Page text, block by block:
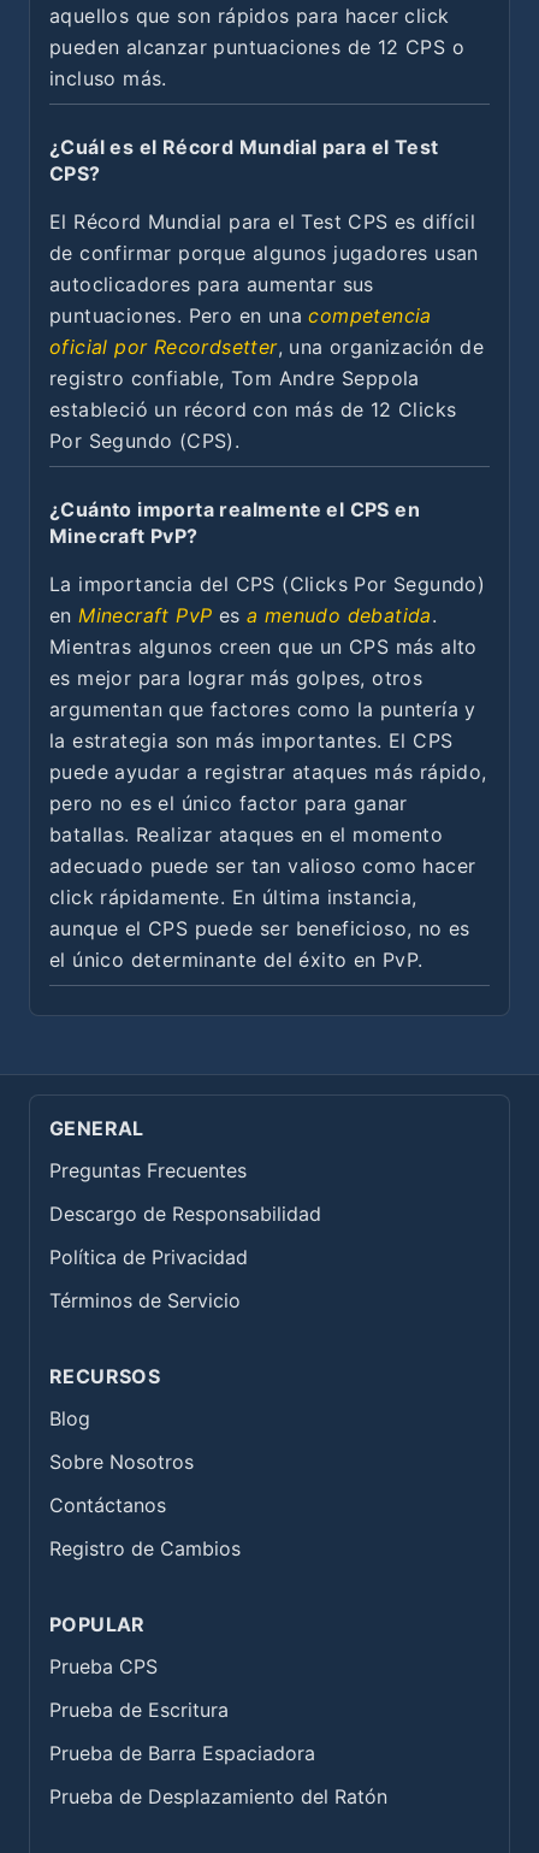
aquellos que son rápidos para hacer click
pueden alcanzar puntuaciones de 12 CPS o
incluso más.
¿Cuál es el Récord Mundial para el Test
CPS?
El Récord Mundial para el Test CPS es difícil
de confirmar porque algunos jugadores usan
autoclicadores para aumentar sus
puntuaciones. Pero en una competencia
oficial por Recordsetter, una organización de
registro confiable, Tom Andre Seppola
estableció un récord con más de 12 Clicks
Por Segundo (CPS).
¿Cuánto importa realmente el CPS en
Minecraft PvP?
La importancia del CPS (Clicks Por Segundo)
en Minecraft PvP es a menudo debatida.
Mientras algunos creen que un CPS más alto
es mejor para lograr más golpes, otros
argumentan que factores como la puntería y
la estrategia son más importantes. El CPS
puede ayudar a registrar ataques más rápido,
pero no es el único factor para ganar
batallas. Realizar ataques en el momento
adecuado puede ser tan valioso como hacer
click rápidamente. En última instancia,
aunque el CPS puede ser beneficioso, no es
el único determinante del éxito en PvP.
GENERAL
Preguntas Frecuentes
Descargo de Responsabilidad
Política de Privacidad
Términos de Servicio
RECURSOS
Blog
Sobre Nosotros
Contáctanos
Registro de Cambios
POPULAR
Prueba CPS
Prueba de Escritura
Prueba de Barra Espaciadora
Prueba de Desplazamiento del Ratón